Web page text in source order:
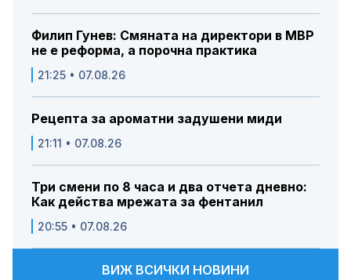
Филип Гунев: Смяната на директори в МВР
не е реформа, а порочна практика
21:25 • 07.08.26
Рецепта за ароматни задушени миди
21:11 • 07.08.26
Три смени по 8 часа и два отчета дневно:
Как действа мрежата за фентанил
20:55 • 07.08.26
ВИЖ ВСИЧКИ НОВИНИ